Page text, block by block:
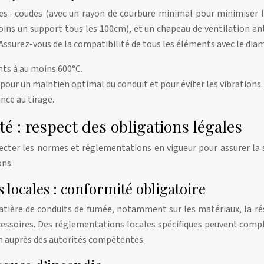
: coudes (avec un rayon de courbure minimal pour
un support tous les 100cm), et un chapeau de ventilation
vous de la compatibilité de tous les éléments avec le
à au moins 600°C.
un maintien optimal du conduit et pour éviter les vibrations.
au tirage.
: respect des obligations légales
les normes et réglementations en vigueur pour assurer
locales : conformité obligatoire
de conduits de fumée, notamment sur les matériaux, la
Des réglementations locales spécifiques peuvent
des autorités compétentes.